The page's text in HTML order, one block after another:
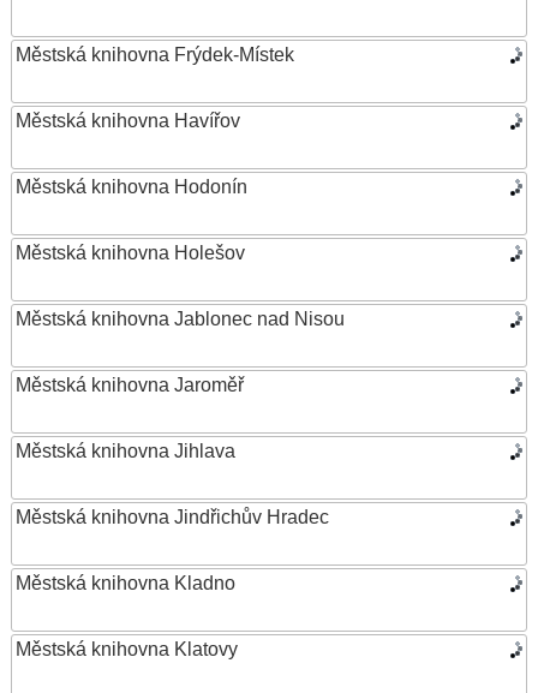
Městská knihovna Frýdek-Místek
Městská knihovna Havířov
Městská knihovna Hodonín
Městská knihovna Holešov
Městská knihovna Jablonec nad Nisou
Městská knihovna Jaroměř
Městská knihovna Jihlava
Městská knihovna Jindřichův Hradec
Městská knihovna Kladno
Městská knihovna Klatovy